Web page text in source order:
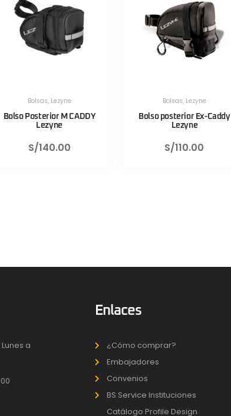
Bolsas, Lezyne
Bolso Posterior M CADDY
Lezyne
S/140.00
Bolsas, Lezyne
Bolso posterior Ex-Caddy
Lezyne
S/110.00
a
Enlaces
¿Cómo comprar?
Embajadores
Convenios
BS Service Instituciones
Catálogo Profile Design